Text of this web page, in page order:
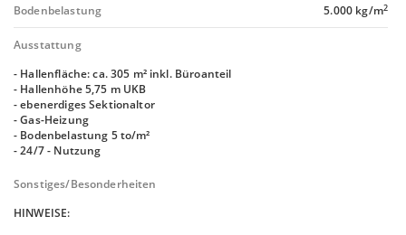
Bodenbelastung 5.000 kg/m2
Ausstattung
- Hallenfläche: ca. 305 m² inkl. Büroanteil
- Hallenhöhe 5,75 m UKB
- ebenerdiges Sektionaltor
- Gas-Heizung
- Bodenbelastung 5 to/m²
- 24/7 - Nutzung
Sonstiges/Besonderheiten
HINWEISE: